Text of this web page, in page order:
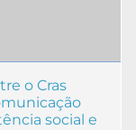
o Cras
social e